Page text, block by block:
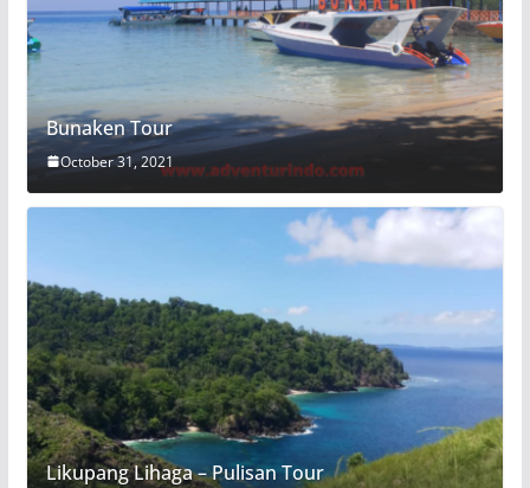
Bunaken Tour
October 31, 2021
Likupang Lihaga – Pulisan Tour